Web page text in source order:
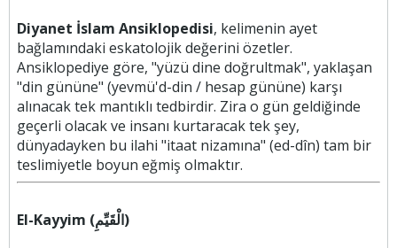
Diyanet İslam Ansiklopedisi, kelimenin ayet
bağlamındaki eskatolojik değerini özetler.
Ansiklopediye göre, "yüzü dine doğrultmak", yaklaşan
"din gününe" (yevmü'd-din / hesap gününe) karşı
alınacak tek mantıklı tedbirdir. Zira o gün geldiğinde
geçerli olacak ve insanı kurtaracak tek şey,
dünyadayken bu ilahi "itaat nizamına" (ed-dîn) tam bir
teslimiyetle boyun eğmiş olmaktır.
El-Kayyim (الْقَيِّمِ)